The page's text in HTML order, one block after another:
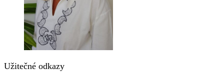
Užitečné odkazy